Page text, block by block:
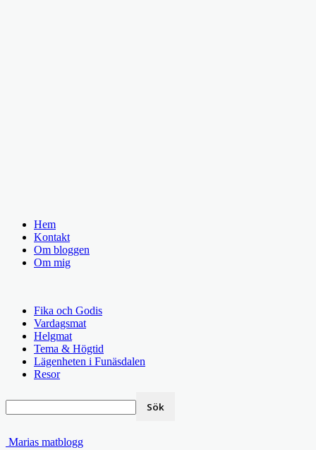
Hem
Kontakt
Om bloggen
Om mig
Fika och Godis
Vardagsmat
Helgmat
Tema & Högtid
Lägenheten i Funäsdalen
Resor
Marias matblogg